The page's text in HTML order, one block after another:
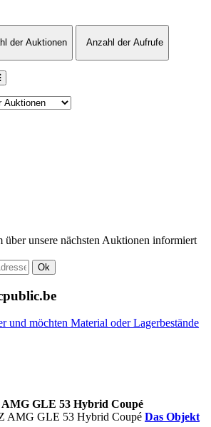
der Auktionen Anzahl der Aufrufe
über unsere nächsten Auktionen informiert
Ok
GLE 53 Hybrid Coupé
Das Objekt